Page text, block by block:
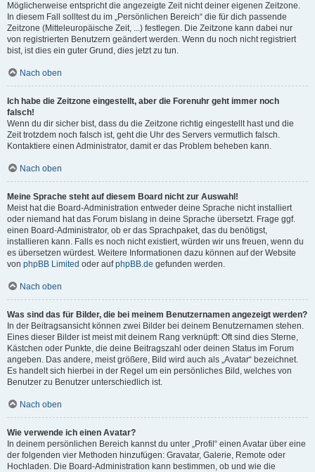
Möglicherweise entspricht die angezeigte Zeit nicht deiner eigenen Zeitzone.
In diesem Fall solltest du im „Persönlichen Bereich“ die für dich passende
Zeitzone (Mitteleuropäische Zeit, ...) festlegen. Die Zeitzone kann dabei nur
von registrierten Benutzern geändert werden. Wenn du noch nicht registriert
bist, ist dies ein guter Grund, dies jetzt zu tun.
Nach oben
Ich habe die Zeitzone eingestellt, aber die Forenuhr geht immer noch
falsch!
Wenn du dir sicher bist, dass du die Zeitzone richtig eingestellt hast und die
Zeit trotzdem noch falsch ist, geht die Uhr des Servers vermutlich falsch.
Kontaktiere einen Administrator, damit er das Problem beheben kann.
Nach oben
Meine Sprache steht auf diesem Board nicht zur Auswahl!
Meist hat die Board-Administration entweder deine Sprache nicht installiert
oder niemand hat das Forum bislang in deine Sprache übersetzt. Frage ggf.
einen Board-Administrator, ob er das Sprachpaket, das du benötigst,
installieren kann. Falls es noch nicht existiert, würden wir uns freuen, wenn du
es übersetzen würdest. Weitere Informationen dazu können auf der Website
von phpBB Limited oder aufphpBB.de gefunden werden.
Nach oben
Was sind das für Bilder, die bei meinem Benutzernamen angezeigt werden?
In der Beitragsansicht können zwei Bilder bei deinem Benutzernamen stehen.
Eines dieser Bilder ist meist mit deinem Rang verknüpft: Oft sind dies Sterne,
Kästchen oder Punkte, die deine Beitragszahl oder deinen Status im Forum
angeben. Das andere, meist größere, Bild wird auch als „Avatar“ bezeichnet.
Es handelt sich hierbei in der Regel um ein persönliches Bild, welches von
Benutzer zu Benutzer unterschiedlich ist.
Nach oben
Wie verwende ich einen Avatar?
In deinem persönlichen Bereich kannst du unter „Profil“ einen Avatar über eine
der folgenden vier Methoden hinzufügen: Gravatar, Galerie, Remote oder
Hochladen. Die Board-Administration kann bestimmen, ob und wie die